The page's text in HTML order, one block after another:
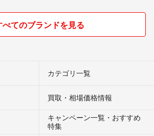
べてのブランドを見る
カテゴリ一覧
買取・相場価格情報
キャンペーン一覧・おすすめ
特集